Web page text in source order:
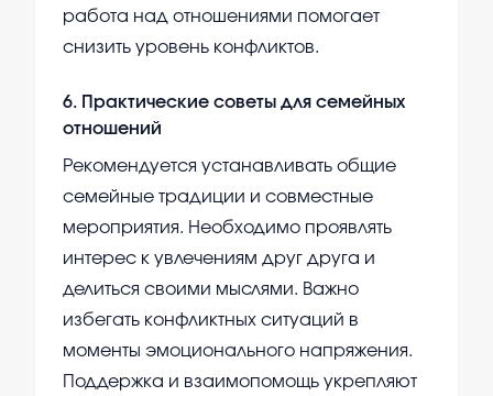
работа над отношениями помогает
снизить уровень конфликтов.
6. Практические советы для семейных
отношений
Рекомендуется устанавливать общие
семейные традиции и совместные
мероприятия. Необходимо проявлять
интерес к увлечениям друг друга и
делиться своими мыслями. Важно
избегать конфликтных ситуаций в
моменты эмоционального напряжения.
Поддержка и взаимопомощь укрепляют